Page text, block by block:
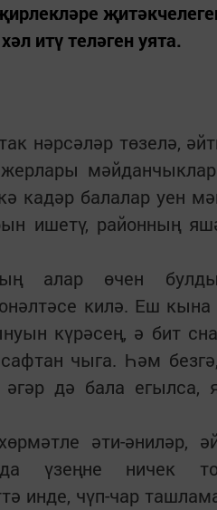
итү теләген уята.
нәрсәләр төзелә,
кадәр балалар уен
ишетү, районның
алар өчен
килә. Еш кына
күрәсең, ә бит
чыга. Һәм
дә бала егылса,
әти-әниләр,
үзеңне ничек
инде, чүп-чар